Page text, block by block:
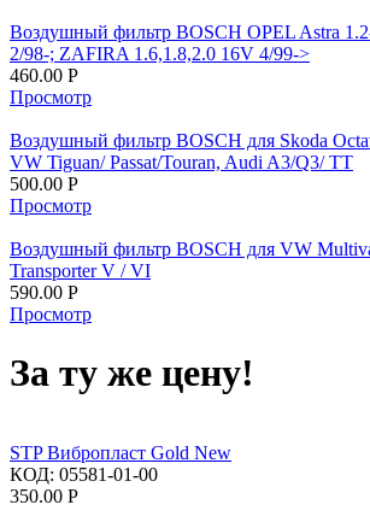
Воздушный фильтр BOSCH OPEL Astra
2/98-; ZAFIRA 1.6,1.8,2.0 16V 4/99->
460.00 Р
Просмотр
Воздушный фильтр BOSCH для Skoda
VW Tiguan/ Passat/Touran, Audi A3/Q​3/ TT
500.00 Р
Просмотр
Воздушный фильтр BOSCH для VW
Transporter V / VI
590.00 Р
Просмотр
За ту же цену!
STP Вибропласт Gold New
КОД: 05581-01-00
350.00 Р